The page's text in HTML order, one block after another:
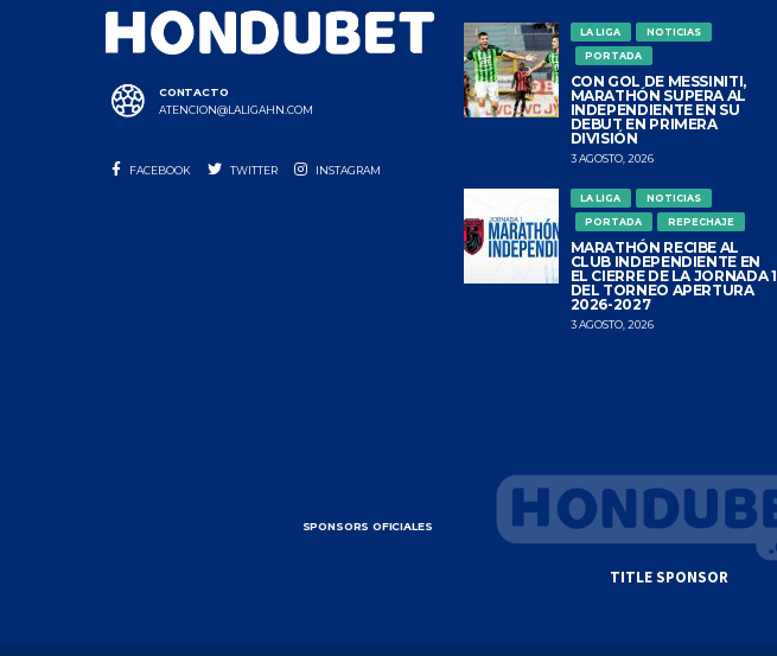
CONTACTO
ATENCION@LALIGAHN.COM
FACEBOOK TWITTER INSTAGRAM
LA LIGA
NOTICIAS
PORTADA
CON GOL DE MESSINITI,
MARATHÓN SUPERA AL
INDEPENDIENTE EN SU
DEBUT EN PRIMERA
DIVISIÓN
3 AGOSTO, 2026
LA LIGA
NOTICIAS
PORTADA
REPECHAJE
MARATHÓN RECIBE AL
CLUB INDEPENDIENTE EN
EL CIERRE DE LA JORNADA 1
DEL TORNEO APERTURA
2026-2027
3 AGOSTO, 2026
SPONSORS OFICIALES
TITLE SPONSOR